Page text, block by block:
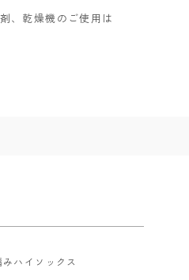
、乾燥機のご使用は
ハイソックス